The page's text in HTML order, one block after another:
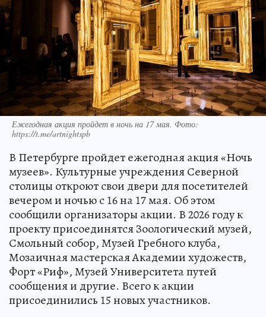
Ежегодная акция пройдет в ночь на 17 мая. Фото:
https://t.me/artnightspb
В Петербурге пройдет ежегодная акция «Ночь
музеев». Культурные учреждения Северной
столицы откроют свои двери для посетителей
вечером и ночью с 16 на 17 мая. Об этом
сообщили организаторы акции. В 2026 году к
проекту присоединятся Зоологический музей,
Смольный собор, Музей Гребного клуба,
Мозаичная мастерская Академии художеств,
Форт «Риф», Музей Университета путей
сообщения и другие. Всего к акции
присоединились 15 новых участников.